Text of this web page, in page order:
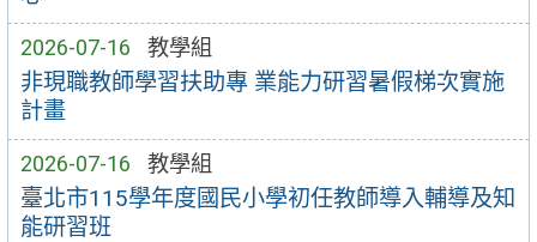
2026-07-16 教學組
非現職教師學習扶助專 業能力研習暑假梯次實施
計畫
2026-07-16 教學組
臺北市115學年度國民小學初任教師導入輔導及知
能研習班